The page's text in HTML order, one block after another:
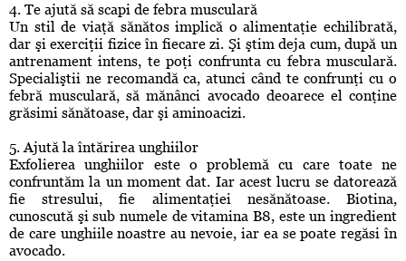
4. Te ajută să scapi de febra musculară
Un stil de viaţă sănătos implică o alimentaţie echilibrată,
dar şi exerciţii fizice în fiecare zi. Şi ştim deja cum, după un
antrenament intens, te poţi confrunta cu febra musculară.
Specialiştii ne recomandă ca, atunci când te confrunţi cu o
febră musculară, să mănânci avocado deoarece el conţine
grăsimi sănătoase, dar şi aminoacizi.
5. Ajută la întărirea unghiilor
Exfolierea unghiilor este o problemă cu care toate ne
confruntăm la un moment dat. Iar acest lucru se datorează
fie stresului, fie alimentaţiei nesănătoase. Biotina,
cunoscută şi sub numele de vitamina B8, este un ingredient
de care unghiile noastre au nevoie, iar ea se poate regăsi în
avocado.